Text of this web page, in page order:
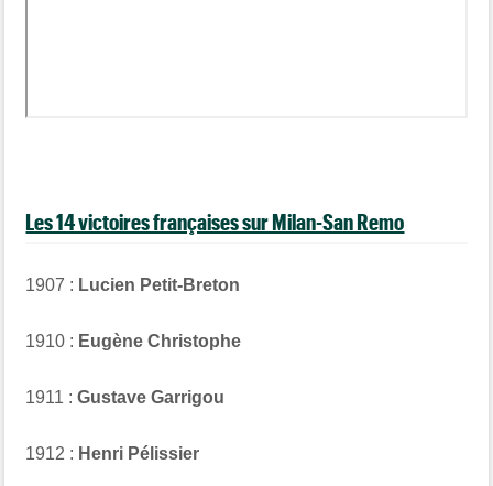
Les 14 victoires françaises sur Milan-San Remo
1907 : Lucien Petit-Breton
1910 : Eugène Christophe
1911 :Gustave Garrigou
1912 : Henri Pélissier